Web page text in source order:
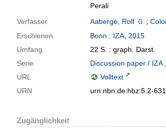
Perali
Verfasser
Aaberge, Rolf ;
Erschienen
Bonn : IZA, 2015
Umfang
22 S. : graph. Darst.
Serie
Discussion paper / IZA
URL
Volltext
URN
urn:nbn:de:hbz:5:2-
Zugänglichkeit